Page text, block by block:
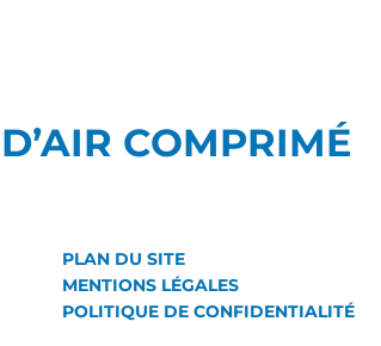
COMPRIMÉ
PLAN DU SITE
MENTIONS LÉGALES
POLITIQUE DE CONFIDENTIALITÉ